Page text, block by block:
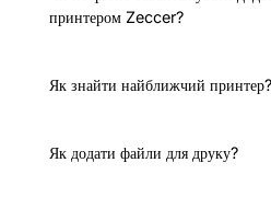
принтером Zeccer?
Як знайти найближчий принтер?
Як додати файли для друку?